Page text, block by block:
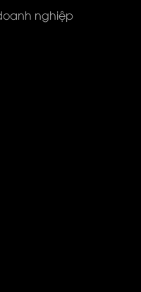
nghiệp